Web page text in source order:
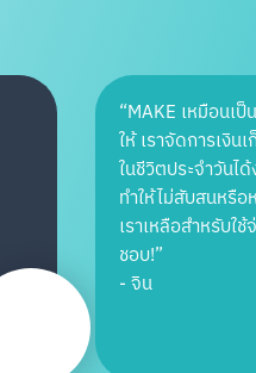
“MAKE เหมือนเ
ให้ เราจัดการเงิน
ในชีวิตประจำวันไ
ทำให้ไม่สับสนหรื
เราเหลือสำหรับใ
ชอบ!”
- จิน